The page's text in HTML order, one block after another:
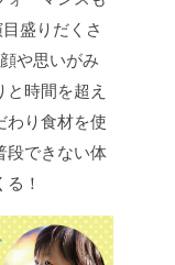
盛りだくさ
や思いがみ
と時間を超え
わり食材を使
段できない体
！